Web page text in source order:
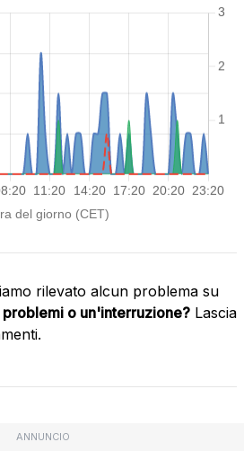
rilevato alcun problema su
o un'interruzione? Lascia
ANNUNCIO